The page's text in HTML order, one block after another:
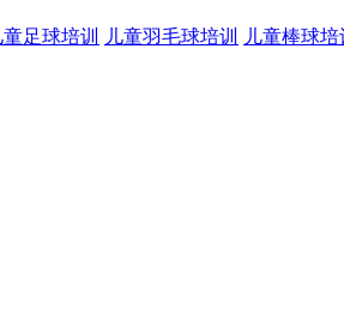
童足球培训 儿童羽毛球培训 儿童棒球培